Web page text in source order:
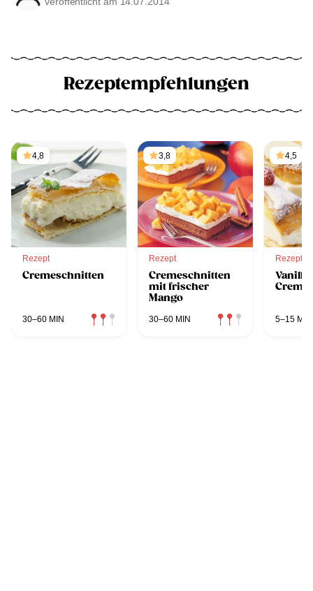
Rezeptempfehlungen
4,8
Rezept
Cremeschnitten
30–60 MIN
3,8
Rezept
Cremeschnitten
mit frischer
Mango
30–60 MIN
4,5
Rezept
5–15 MIN